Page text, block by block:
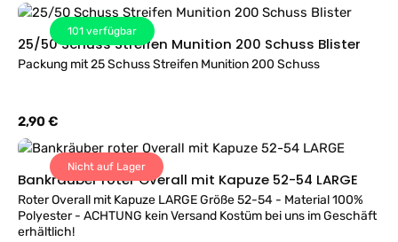
101 verfügbar
25/50 Schuss Streifen Munition 200 Schuss Blister
Packung mit 25 Schuss Streifen Munition 200 Schuss
Regulärer Preis:
2,90 €
Nicht auf Lager
Bankräuber roter Overall mit Kapuze 52-54 LARGE
Roter Overall mit Kapuze LARGE Größe 52-54 - Material 100%
Polyester - ACHTUNG kein Versand Kostüm bei uns im Geschäft
erhältlich!